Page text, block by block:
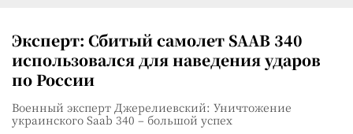
Эксперт: Сбитый самолет SAAB 340
использовался для наведения ударов
по России
Военный эксперт Джерелиевский: Уничтожение
украинского Saab 340 – большой успех